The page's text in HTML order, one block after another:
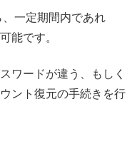
一定期間内であれ
能です。
ワードが違う、もしく
ント復元の手続きを行